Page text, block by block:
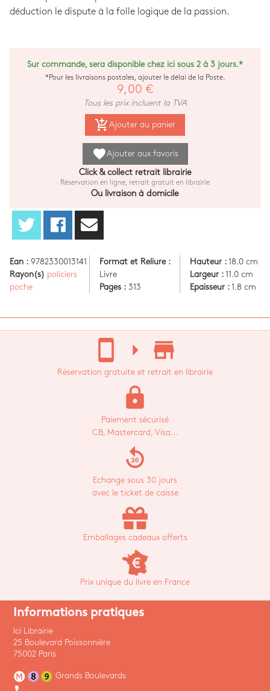
déduction le dispute à la folle logique de la passion.
Sur commande, sera disponible chez ici sous 2 à 3 jours.*
*Pour les livraisons postales, ajouter le délai de la Poste.
9,00 €
Tous les prix incluent la TVA
add_shopping_cart Ajouter au panier
favoriteAjouter aux favoris
Click & collect retrait librairie
Réservation en ligne, retrait gratuit en librairie
Ou livraison à domicile
Ean : 9782330013141
Rayon(s) policiers
poche
Format et Reliure :
Livre
Pages : 313
Hauteur :18.0 cm
Largeur :11.0 cm
Epaisseur :1.8 cm
stay_current_portrait arrow_right store_mall_directory
Réservation gratuite et retrait en librairie
lock
Paiement sécurisé
CB, Mastercard, Visa...
replay_30
Echange sous 30 jours
avec le ticket de caisse
Emballages cadeaux offerts
Prix unique du livre en France
Informations pratiques
Ici Librairie
25 Boulevard Poissonnière
75002 Paris
Grands Boulevards